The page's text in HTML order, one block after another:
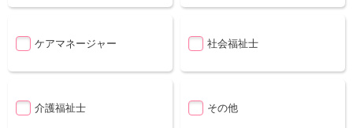
ケアマネージャー 社会福祉士
介護福祉士 その他